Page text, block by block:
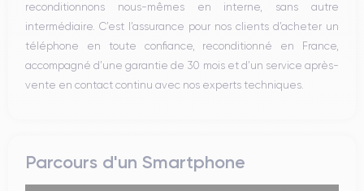
reconditionnons nous-mêmes en interne, sans autre
intermédiaire. C’est l’assurance pour nos clients d’acheter un
téléphone en toute confiance, reconditionné en France,
accompagné d’une garantie de 30 mois et d’un service après-
vente en contact continu avec nos experts techniques.
Parcours d'un Smartphone